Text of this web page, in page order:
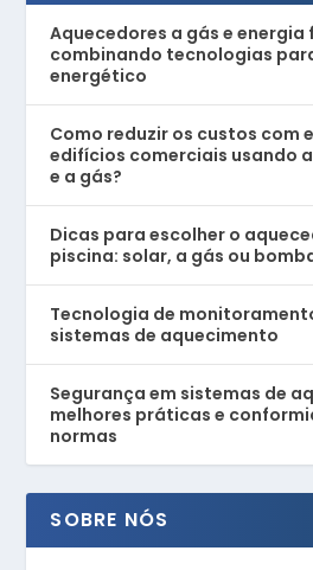
Aquecedores a gás e
combinando tecnologias
energético
Como reduzir os custos com
edifícios comerciais usando
e a gás?
Dicas para escolher o
piscina: solar, a gás ou
Tecnologia de
sistemas de aquecimento
Segurança em sistemas de
melhores práticas e
normas
SOBRE NÓS